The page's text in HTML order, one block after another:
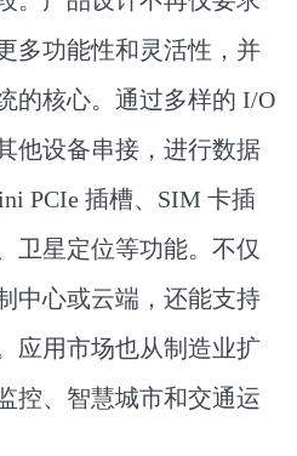
多功能性和灵活性，并
的核心。通过多样的 I/O
他设备串接，进行数据
PCIe 插槽、SIM 卡插
卫星定位等功能。不仅
中心或云端，还能支持
应用市场也从制造业扩
控、智慧城市和交通运